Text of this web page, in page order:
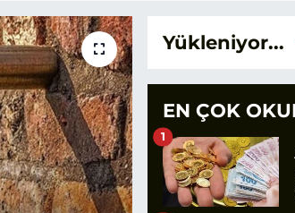
Yükleniyor...
EN ÇOK
1